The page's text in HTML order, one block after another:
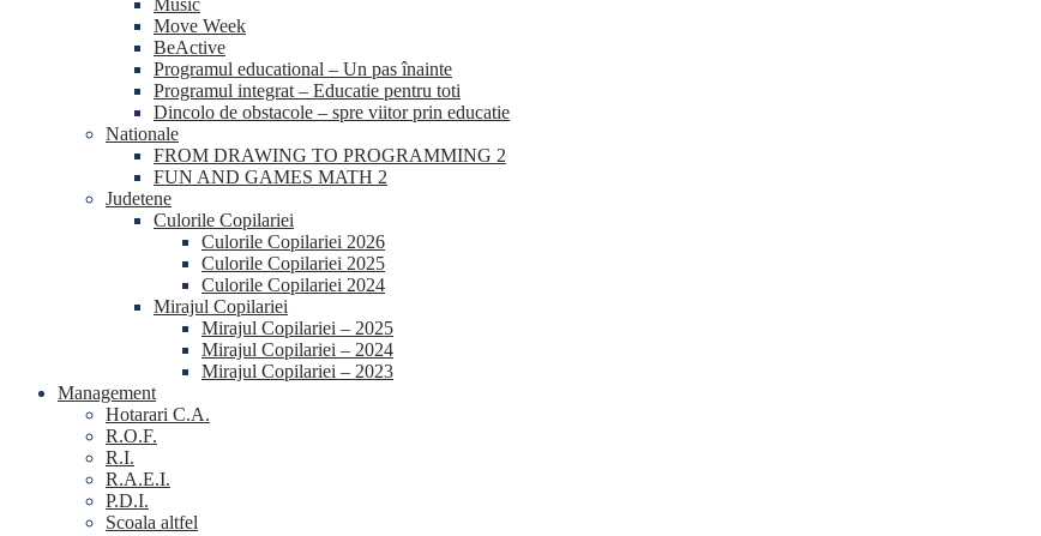
Music
Move Week
BeActive
Programul educational – Un pas înainte
Programul integrat – Educatie pentru toti
Dincolo de obstacole – spre viitor prin educatie
Nationale
FROM DRAWING TO PROGRAMMING 2
FUN AND GAMES MATH 2
Judetene
Culorile Copilariei
Culorile Copilariei 2026
Culorile Copilariei 2025
Culorile Copilariei 2024
Mirajul Copilariei
Mirajul Copilariei – 2025
Mirajul Copilariei – 2024
Mirajul Copilariei – 2023
Management
Hotarari C.A.
R.O.F.
R.I.
R.A.E.I.
P.D.I.
Scoala altfel